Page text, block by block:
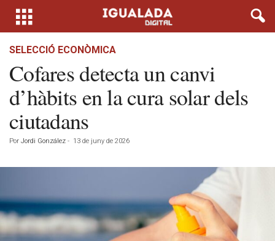
SELECCIÓ ECONÒMICA
Cofares detecta un canvi
d’hàbits en la cura solar dels
ciutadans
Por Jordi González - 13 de juny de 2026